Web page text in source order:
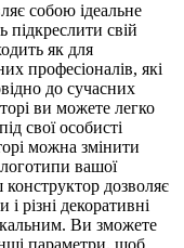
собою ідеальне
підкреслити свій
як для
професіоналів, які
до сучасних
ви можете легко
свої особисті
можна змінити
вашої
конструктор дозволяє
різні декоративні
Ви зможете
параметри, щоб